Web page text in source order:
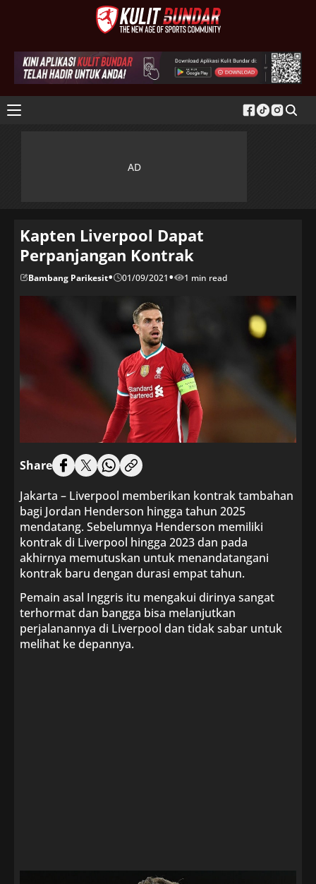
Kapten Liverpool Dapat
Perpanjangan Kontrak
Bambang Parikesit• 01/09/2021• 1 min read
Share
Jakarta – Liverpool memberikan kontrak tambahan
bagi Jordan Henderson hingga tahun 2025
mendatang. Sebelumnya Henderson memiliki
kontrak di Liverpool hingga 2023 dan pada
akhirnya memutuskan untuk menandatangani
kontrak baru dengan durasi empat tahun.
Pemain asal Inggris itu mengakui dirinya sangat
terhormat dan bangga bisa melanjutkan
perjalanannya di Liverpool dan tidak sabar untuk
melihat ke depannya.